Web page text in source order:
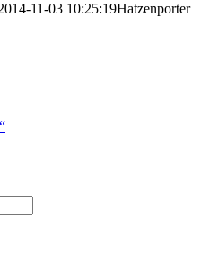
11-03 10:25:19Hatzenporter